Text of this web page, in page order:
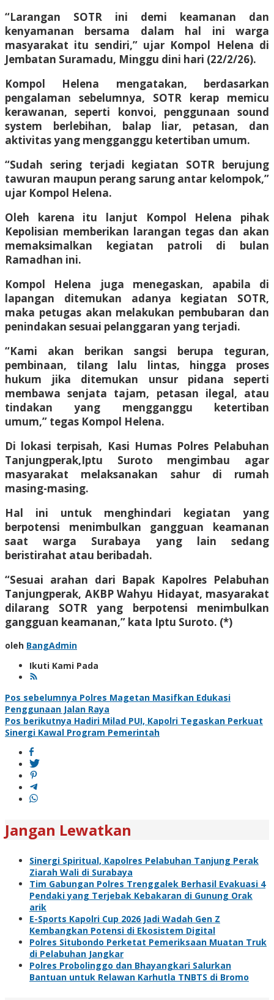
“Larangan SOTR ini demi keamanan dan
kenyamanan bersama dalam hal ini warga
masyarakat itu sendiri,” ujar Kompol Helena di
Jembatan Suramadu, Minggu dini hari (22/2/26).
Kompol Helena mengatakan, berdasarkan
pengalaman sebelumnya, SOTR kerap memicu
kerawanan, seperti konvoi, penggunaan sound
system berlebihan, balap liar, petasan, dan
aktivitas yang mengganggu ketertiban umum.
“Sudah sering terjadi kegiatan SOTR berujung
tawuran maupun perang sarung antar kelompok,”
ujar Kompol Helena.
Oleh karena itu lanjut Kompol Helena pihak
Kepolisian memberikan larangan tegas dan akan
memaksimalkan kegiatan patroli di bulan
Ramadhan ini.
Kompol Helena juga menegaskan, apabila di
lapangan ditemukan adanya kegiatan SOTR,
maka petugas akan melakukan pembubaran dan
penindakan sesuai pelanggaran yang terjadi.
“Kami akan berikan sangsi berupa teguran,
pembinaan, tilang lalu lintas, hingga proses
hukum jika ditemukan unsur pidana seperti
membawa senjata tajam, petasan ilegal, atau
tindakan yang mengganggu ketertiban
umum,” tegas Kompol Helena.
Di lokasi terpisah, Kasi Humas Polres Pelabuhan
Tanjungperak,Iptu Suroto mengimbau agar
masyarakat melaksanakan sahur di rumah
masing-masing.
Hal ini untuk menghindari kegiatan yang
berpotensi menimbulkan gangguan keamanan
saat warga Surabaya yang lain sedang
beristirahat atau beribadah.
“Sesuai arahan dari Bapak Kapolres Pelabuhan
Tanjungperak, AKBP Wahyu Hidayat, masyarakat
dilarang SOTR yang berpotensi menimbulkan
gangguan keamanan,” kata Iptu Suroto. (*)
oleh BangAdmin
Ikuti Kami Pada
Navigasi
pos
Pos sebelumnya Polres Magetan Masifkan Edukasi
Penggunaan Jalan Raya
Pos berikutnya Hadiri Milad PUI, Kapolri Tegaskan Perkuat
Sinergi Kawal Program Pemerintah
Jangan Lewatkan
Sinergi Spiritual, Kapolres Pelabuhan Tanjung Perak
Ziarah Wali di Surabaya
Tim Gabungan Polres Trenggalek Berhasil Evakuasi 4
Pendaki yang Terjebak Kebakaran di Gunung Orak
arik
E-Sports Kapolri Cup 2026 Jadi Wadah Gen Z
Kembangkan Potensi di Ekosistem Digital
Polres Situbondo Perketat Pemeriksaan Muatan Truk
di Pelabuhan Jangkar
Polres Probolinggo dan Bhayangkari Salurkan
Bantuan untuk Relawan Karhutla TNBTS di Bromo